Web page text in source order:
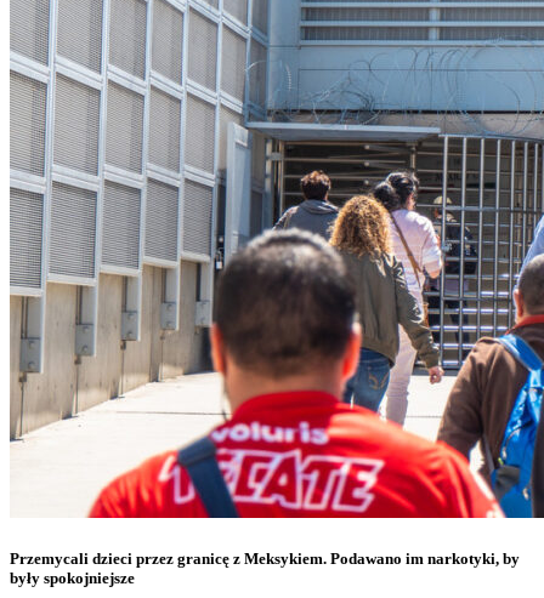
Przemycali dzieci przez granicę z Meksykiem. Podawano im narkotyki, by
były spokojniejsze